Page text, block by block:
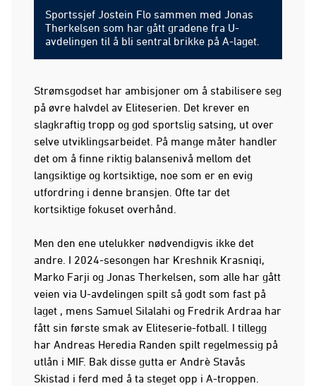
Sportssjef Jostein Flo sammen med Jonas
Therkelsen som har gått gradene fra U-
avdelingen til å bli sentral brikke på A-laget.
Strømsgodset har ambisjoner om å stabilisere seg
på øvre halvdel av Eliteserien. Det krever en
slagkraftig tropp og god sportslig satsing, ut over
selve utviklingsarbeidet. På mange måter handler
det om å finne riktig balansenivå mellom det
langsiktige og kortsiktige, noe som er en evig
utfordring i denne bransjen. Ofte tar det
kortsiktige fokuset overhånd.
Men den ene utelukker nødvendigvis ikke det
andre. I 2024-sesongen har Kreshnik Krasniqi,
Marko Farji og Jonas Therkelsen, som alle har gått
veien via U-avdelingen spilt så godt som fast på
laget , mens Samuel Silalahi og Fredrik Ardraa har
fått sin første smak av Eliteserie-fotball. I tillegg
har Andreas Heredia Randen spilt regelmessig på
utlån i MIF. Bak disse gutta er Andrè Stavås
Skistad i ferd med å ta steget opp i A-troppen.